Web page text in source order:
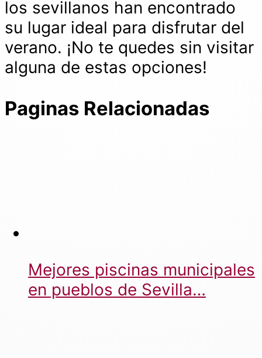
los sevillanos han encontrado
su lugar ideal para disfrutar del
verano. ¡No te quedes sin visitar
alguna de estas opciones!
Paginas Relacionadas
Mejores piscinas municipales
en pueblos de Sevilla…